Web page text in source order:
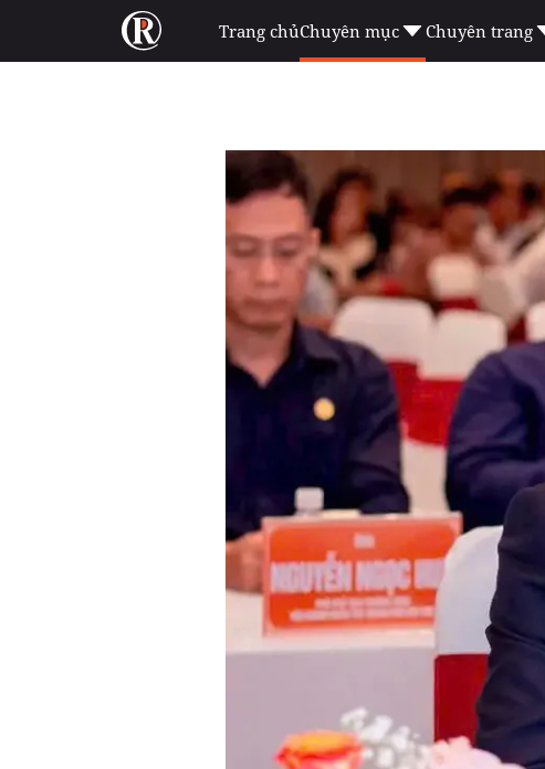
Trang chủChuyên mục Chuyên trang